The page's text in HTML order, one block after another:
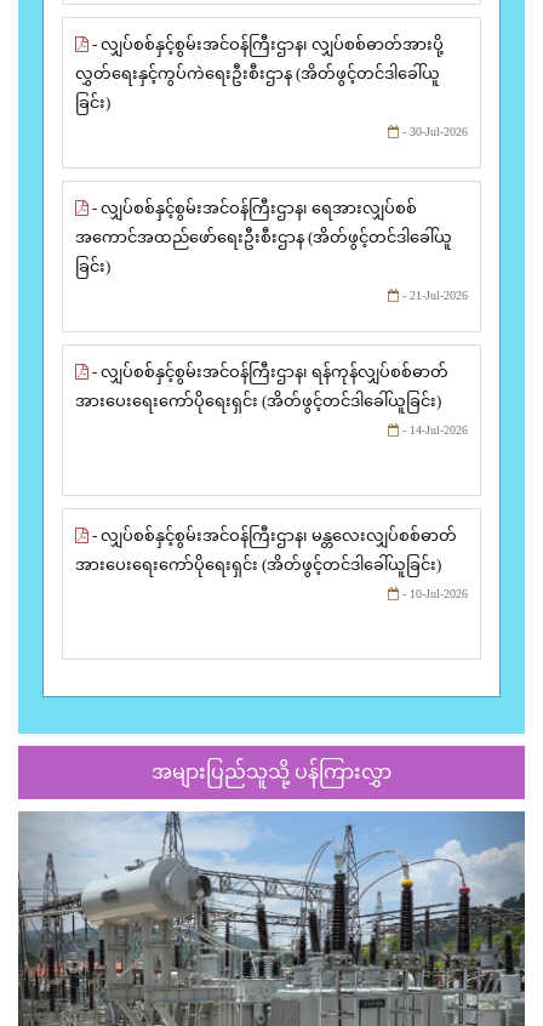
- လျှပ်စစ်နှင့်စွမ်းအင်ဝန်ကြီးဌာန၊ လျှပ်စစ်ဓာတ်အားပို့
လွှတ်ရေးနှင့်ကွပ်ကဲရေးဦးစီးဌာန (အိတ်ဖွင့်တင်ဒါခေါ်ယူ
ခြင်း)
- 30-Jul-2026
- လျှပ်စစ်နှင့်စွမ်းအင်ဝန်ကြီးဌာန၊ ရေအားလျှပ်စစ်
အကောင်အထည်ဖော်ရေးဦးစီးဌာန (အိတ်ဖွင့်တင်ဒါခေါ်ယူ
ခြင်း)
- 21-Jul-2026
- လျှပ်စစ်နှင့်စွမ်းအင်ဝန်ကြီးဌာန၊ ရန်ကုန်လျှပ်စစ်ဓာတ်
အားပေးရေးကော်ပိုရေးရှင်း (အိတ်ဖွင့်တင်ဒါခေါ်ယူခြင်း)
- 14-Jul-2026
- လျှပ်စစ်နှင့်စွမ်းအင်ဝန်ကြီးဌာန၊ မန္တလေးလျှပ်စစ်ဓာတ်
အားပေးရေးကော်ပိုရေးရှင်း (အိတ်ဖွင့်တင်ဒါခေါ်ယူခြင်း)
- 10-Jul-2026
အများပြည်သူသို့ ပန်ကြားလွှာ
Previous